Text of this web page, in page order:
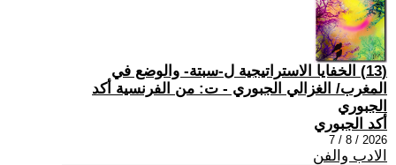
(13) الخفايا الاستراتيجية ل-سبتة- والوضع في
المغرب/ الغزالي الجبوري - ت: من الفرنسية أكد
الجبوري
أكد الجبوري
2026 / 8 / 7
الادب والفن